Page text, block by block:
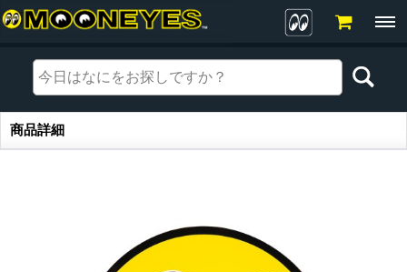
商品詳細
商品詳細